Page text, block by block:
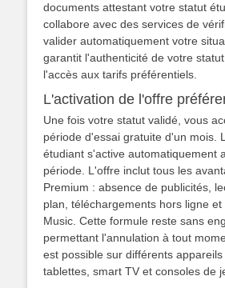
documents attestant votre statut
collabore avec des services de
valider automatiquement votre
garantit l'authenticité de votre
l'accès aux tarifs préférentiels.
L'activation de l'offre
Une fois votre statut validé, vous
période d'essai gratuite d'un mois.
étudiant s'active automatiquement
période. L'offre inclut tous les
Premium : absence de publicités,
plan, téléchargements hors ligne et
Music. Cette formule reste sans
permettant l'annulation à tout
est possible sur différents
tablettes, smart TV et consoles de